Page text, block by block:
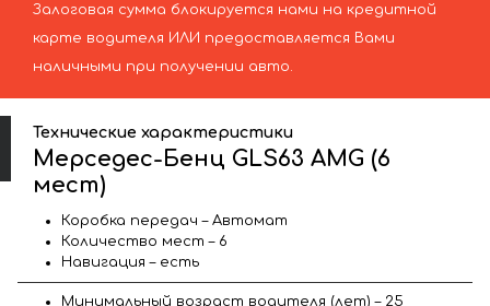
Залоговая сумма блокируется нами на кредитной
карте водителя ИЛИ предоставляется Вами
наличными при получении авто.
Технические характеристики
Мерседес-Бенц GLS63 AMG (6
мест)
Коробка передач – Автомат
Количество мест – 6
Навигация – есть
Минимальный возраст водителя (лет) – 25